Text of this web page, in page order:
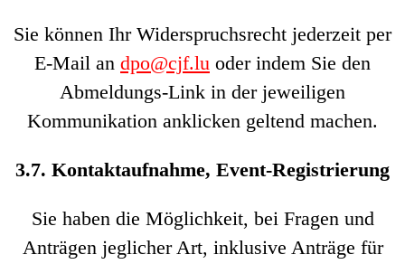
Sie können Ihr Widerspruchsrecht jederzeit per
E-Mail an dpo@cjf.lu oder indem Sie den
Abmeldungs-Link in der jeweiligen
Kommunikation anklicken geltend machen.
3.7. Kontaktaufnahme, Event-Registrierung
Sie haben die Möglichkeit, bei Fragen und
Anträgen jeglicher Art, inklusive Anträge für